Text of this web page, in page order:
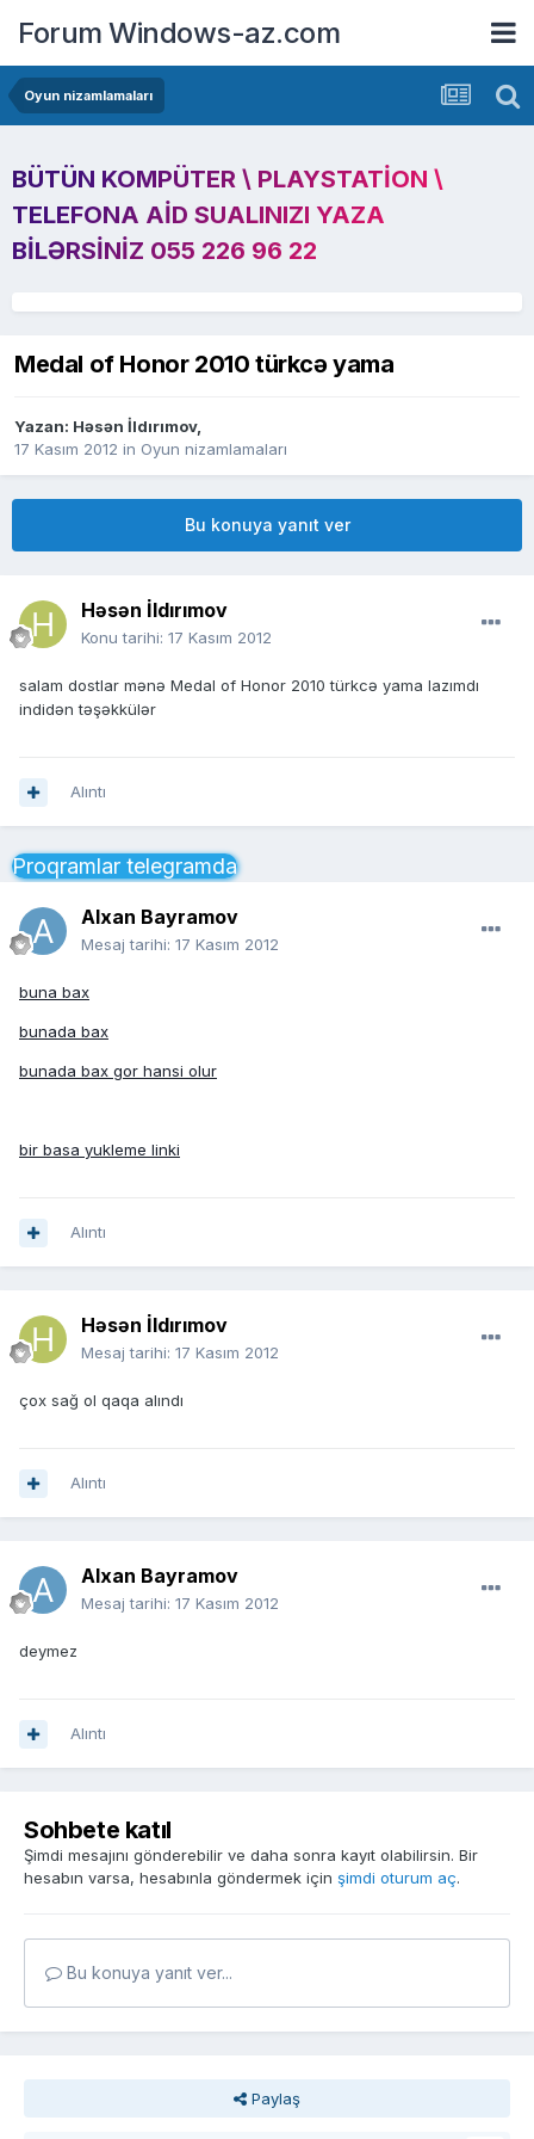
Forum Windows-az.com
Oyun nizamlamaları
BÜTÜN KOMPÜTER \ PLAYSTATION \
TELEFONA AID SUALINIZI YAZA
BILƏRSINIZ 055 226 96 22
Medal of Honor 2010 türkcə yama
Yazan: Həsən İldırımov,
17 Kasım 2012 in Oyun nizamlamaları
Bu konuya yanıt ver
Həsən İldırımov
Konu tarihi: 17 Kasım 2012
salam dostlar mənə Medal of Honor 2010 türkcə yama lazımdı
indidən təşəkkülər
Alıntı
Proqramlar telegramda
Alxan Bayramov
Mesaj tarihi: 17 Kasım 2012
buna bax
bunada bax
bunada bax gor hansi olur
bir basa yukleme linki
Alıntı
Həsən İldırımov
Mesaj tarihi: 17 Kasım 2012
çox sağ ol qaqa alındı
Alıntı
Alxan Bayramov
Mesaj tarihi: 17 Kasım 2012
deymez
Alıntı
Sohbete katıl
Şimdi mesajını gönderebilir ve daha sonra kayıt olabilirsin. Bir
hesabın varsa, hesabınla göndermek için şimdi oturum aç.
Bu konuya yanıt ver...
Paylaş